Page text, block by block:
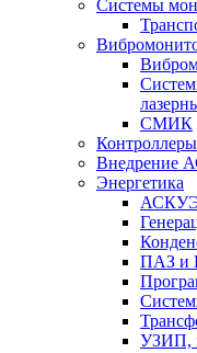
Системы
СМИК
Контроллеры
Внедрение
Энергетика
ПАЗ и
УЗИП,